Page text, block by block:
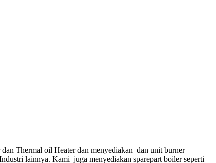
Thermal oil Heater dan menyediakan dan unit burner
lainnya. Kami juga menyediakan sparepart boiler seperti